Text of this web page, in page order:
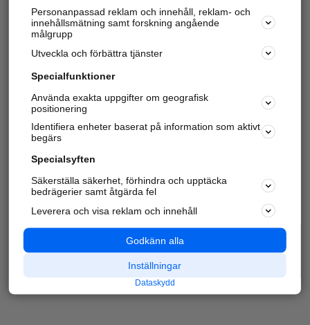
Personanpassad reklam och innehåll, reklam- och
innehållsmätning samt forskning angående
målgrupp
Utveckla och förbättra tjänster
Specialfunktioner
Använda exakta uppgifter om geografisk
positionering
Identifiera enheter baserat på information som aktivt
begärs
Specialsyften
Säkerställa säkerhet, förhindra och upptäcka
bedrägerier samt åtgärda fel
Leverera och visa reklam och innehåll
Godkänn alla
Inställningar
Dataskydd